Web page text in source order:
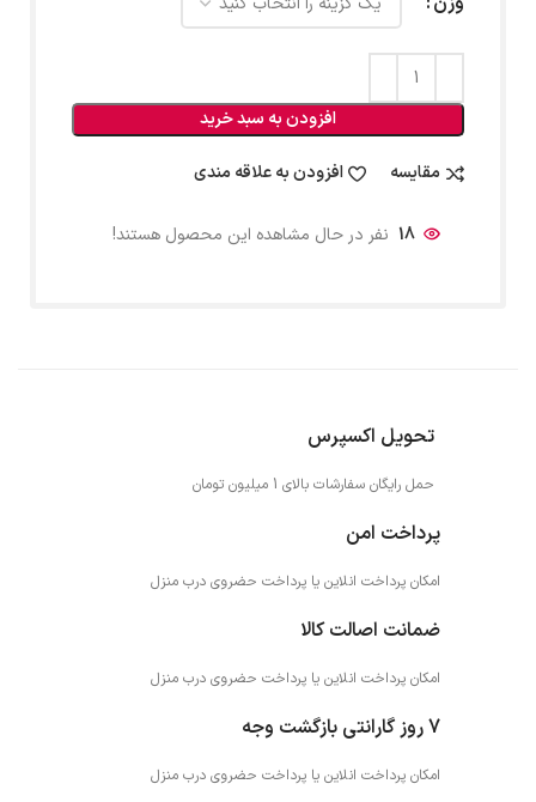
افزودن به سبد خرید
مقایسه افزودن به علاقه مندی
18 نفر در حال مشاهده این محصول هستند!
تحویل اکسپرس
حمل رایگان سفارشات بالای 1 میلیون تومان
پرداخت امن
امکان پرداخت انلاین یا پرداخت حضروی درب منزل
ضمانت اصالت کالا
امکان پرداخت انلاین یا پرداخت حضروی درب منزل
7 روز گارانتی بازگشت وجه
امکان پرداخت انلاین یا پرداخت حضروی درب منزل